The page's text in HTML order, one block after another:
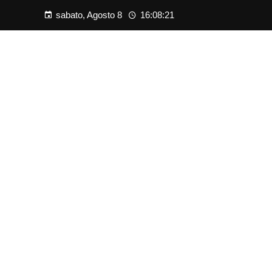
sabato, Agosto 8 16:08:22